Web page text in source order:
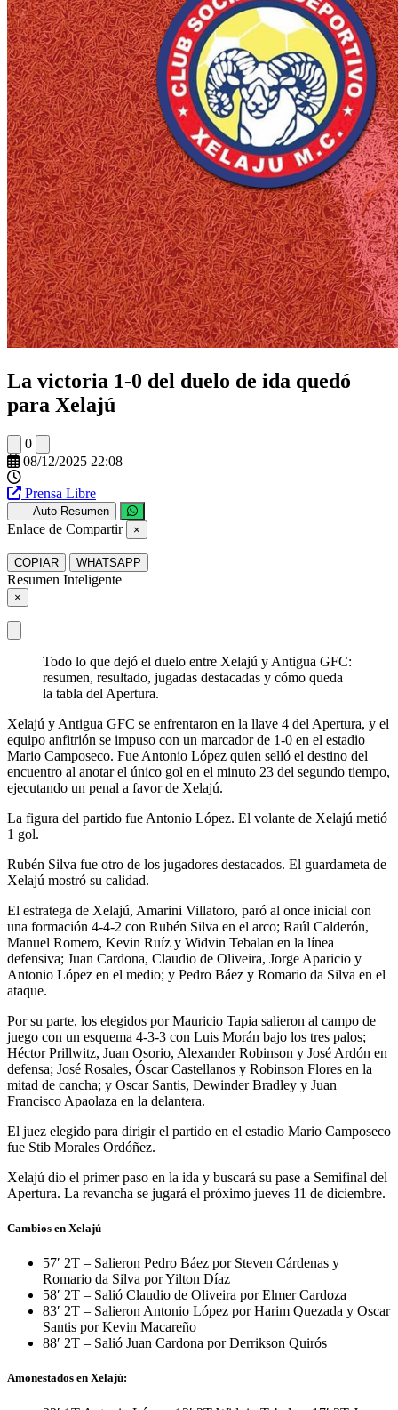
La victoria 1-0 del duelo de ida quedó
para Xelajú
0
08/12/2025 22:08
Prensa Libre
Auto Resumen
Enlace de Compartir ×
COPIAR WHATSAPP
Resumen Inteligente
×
Todo lo que dejó el duelo entre Xelajú y Antigua GFC:
resumen, resultado, jugadas destacadas y cómo queda
la tabla del Apertura.
Xelajú y Antigua GFC se enfrentaron en la llave 4 del Apertura, y el
equipo anfitrión se impuso con un marcador de 1-0 en el estadio
Mario Camposeco. Fue Antonio López quien selló el destino del
encuentro al anotar el único gol en el minuto 23 del segundo tiempo,
ejecutando un penal a favor de Xelajú.
La figura del partido fue Antonio López. El volante de Xelajú metió
1 gol.
Rubén Silva fue otro de los jugadores destacados. El guardameta de
Xelajú mostró su calidad.
El estratega de Xelajú, Amarini Villatoro, paró al once inicial con
una formación 4-4-2 con Rubén Silva en el arco; Raúl Calderón,
Manuel Romero, Kevin Ruíz y Widvin Tebalan en la línea
defensiva; Juan Cardona, Claudio de Oliveira, Jorge Aparicio y
Antonio López en el medio; y Pedro Báez y Romario da Silva en el
ataque.
Por su parte, los elegidos por Mauricio Tapia salieron al campo de
juego con un esquema 4-3-3 con Luis Morán bajo los tres palos;
Héctor Prillwitz, Juan Osorio, Alexander Robinson y José Ardón en
defensa; José Rosales, Óscar Castellanos y Robinson Flores en la
mitad de cancha; y Oscar Santis, Dewinder Bradley y Juan
Francisco Apaolaza en la delantera.
El juez elegido para dirigir el partido en el estadio Mario Camposeco
fue Stib Morales Ordóñez.
Xelajú dio el primer paso en la ida y buscará su pase a Semifinal del
Apertura. La revancha se jugará el próximo jueves 11 de diciembre.
Cambios en Xelajú
57′ 2T – Salieron Pedro Báez por Steven Cárdenas y
Romario da Silva por Yilton Díaz
58′ 2T – Salió Claudio de Oliveira por Elmer Cardoza
83′ 2T – Salieron Antonio López por Harim Quezada y Oscar
Santis por Kevin Macareño
88′ 2T – Salió Juan Cardona por Derrikson Quirós
Amonestados en Xelajú: